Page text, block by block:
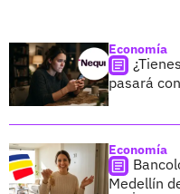
Economía
pasará
Economía
Medellín